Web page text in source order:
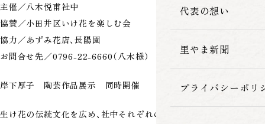
代表の想い
里やま新聞
プライバシーポリ
主催／八木悦甫社中
協賛／小田井区いけ花を楽しむ会
協力／あずみ花店、長陽園
お問合せ先／0796-22-6660（八木様）
岸下厚子 陶芸作品展示 同時開催
生け花の伝統文化を広め、社中それぞれの協調性を養うことを目的